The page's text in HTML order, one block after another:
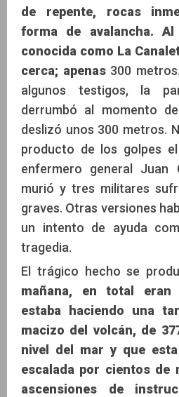
de repente, rocas
forma de avalancha.
conocida como La
cerca; apenas300
algunos testigos, la
derrumbó al momento
deslizó unos 300 metros.
producto de los golpes
enfermero general Juan
murió y tres militares
graves. Otras versiones
un intento de ayuda
tragedia.
El trágico hecho se
mañana, en total eran
estaba haciendo una
macizo del volcán, de
nivel del mar y que
escalada por cientos de
ascensiones de